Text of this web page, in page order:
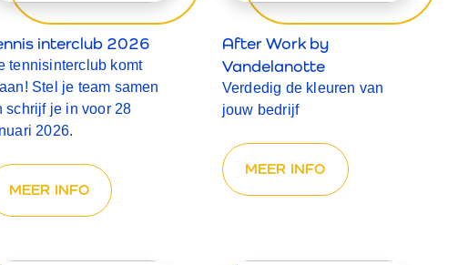
interclub 2026
tennisinterclub komt
Stel je team samen
schrijf je in voor 28
2026.
MEER INFO
After Work by
Vandelanotte
Verdedig de kleuren van
jouw bedrijf
MEER INFO